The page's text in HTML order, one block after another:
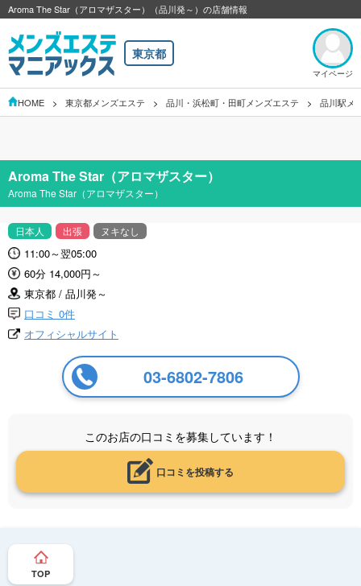
Aroma The Star（アロマザスター）（品川発～）の店舗情報
東京都
マイページ
HOME 東京都メンズエステ 品川・浜松町・田町メンズエステ 品川駅メ
Aroma The Star（アロマザスター）
Aroma The Star（アロマザスター）
日本人 出張 ヌキなし
11:00～翌05:00
60分 14,000円～
東京都 / 品川発～
口コミ 0件
オフィシャルサイト
03-6802-7806
このお店の口コミを募集しています！
口コミを投稿する
TOP